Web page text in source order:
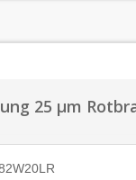
25 µm